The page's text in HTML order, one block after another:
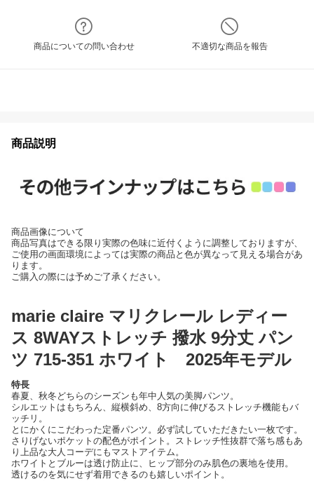
商品についての問い合わせ 不適切な商品を報告
商品説明
商品画像について
商品写真はできる限り実際の色味に近付くように調整しておりますが、
ご使用の画面環境によっては実際の商品と色が異なって見える場合があ
ります。
ご購入の際には予めご了承ください。
marie claire マリクレール レディー
ス 8WAYストレッチ 撥水 9分丈 パン
ツ 715-351 ホワイト 2025年モデル
特長
春夏、秋冬どちらのシーズンも年中人気の美脚パンツ。
シルエットはもちろん、縦横斜め、8方向に伸びるストレッチ機能もバ
ッチリ。
とにかくにこだわった定番パンツ。必ず試していただきたい一枚です。
さりげないポケットの配色がポイント。ストレッチ性抜群で落ち感もあ
り上品な大人コーデにもマストアイテム。
ホワイトとブルーは透け防止に、ヒップ部分のみ肌色の裏地を使用。
透けるのを気にせず着用できるのも嬉しいポイント。